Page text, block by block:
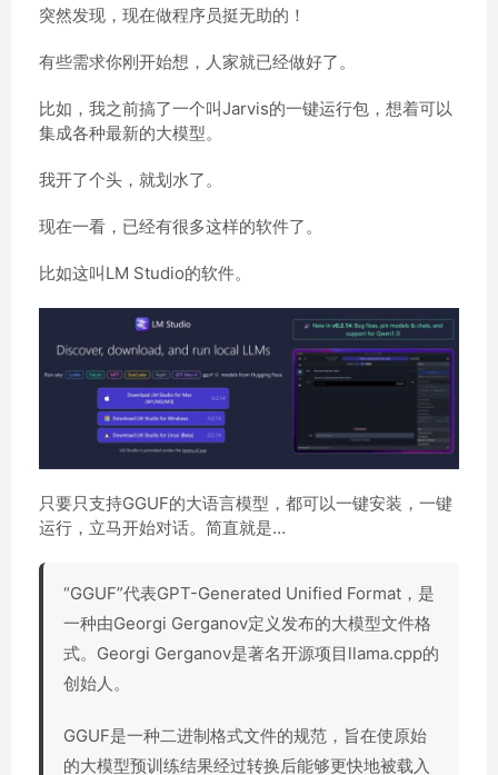
突然发现，现在做程序员挺无助的！
有些需求你刚开始想，人家就已经做好了。
比如，我之前搞了一个叫Jarvis的一键运行包，想着可以
集成各种最新的大模型。
我开了个头，就划水了。
现在一看，已经有很多这样的软件了。
比如这叫LM Studio的软件。
只要只支持GGUF的大语言模型，都可以一键安装，一键
运行，立马开始对话。简直就是…
“GGUF”代表GPT-Generated Unified Format，是
一种由Georgi Gerganov定义发布的大模型文件格
式。Georgi Gerganov是著名开源项目llama.cpp的
创始人。
GGUF是一种二进制格式文件的规范，旨在使原始
的大模型预训练结果经过转换后能够更快地被载入